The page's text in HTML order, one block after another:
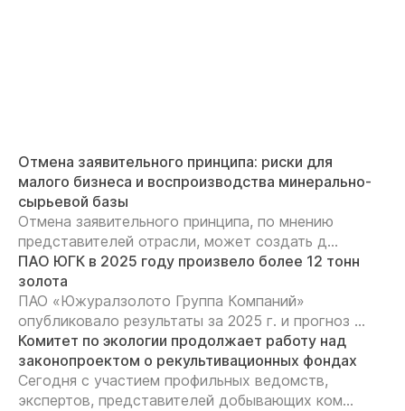
Отмена заявительного принципа: риски для
малого бизнеса и воспроизводства минерально-
сырьевой базы
Отмена заявительного принципа, по мнению
представителей отрасли, может создать д...
ПАО ЮГК в 2025 году произвело более 12 тонн
золота
ПАО «Южуралзолото Группа Компаний»
опубликовало результаты за 2025 г. и прогноз ...
Комитет по экологии продолжает работу над
законопроектом о рекультивационных фондах
Сегодня с участием профильных ведомств,
экспертов, представителей добывающих ком...